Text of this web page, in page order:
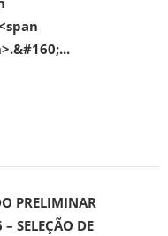
PRELIMINAR
SELEÇÃO DE